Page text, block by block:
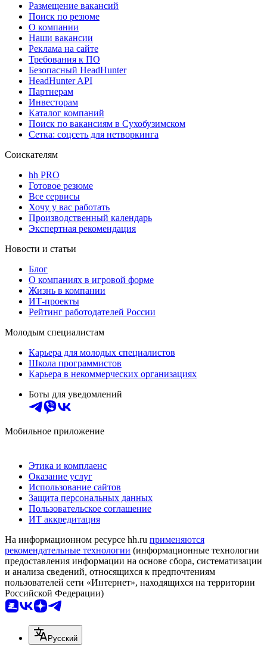
Размещение вакансий
Поиск по резюме
О компании
Наши вакансии
Реклама на сайте
Требования к ПО
Безопасный HeadHunter
HeadHunter API
Партнерам
Инвесторам
Каталог компаний
Поиск по вакансиям в Сухобузимском
Сетка: соцсеть для нетворкинга
Соискателям
hh PRO
Готовое резюме
Все сервисы
Хочу у вас работать
Производственный календарь
Экспертная рекомендация
Новости и статьи
Блог
О компаниях в игровой форме
Жизнь в компании
ИТ-проекты
Рейтинг работодателей России
Молодым специалистам
Карьера для молодых специалистов
Школа программистов
Карьера в некоммерческих организациях
Боты для уведомлений
Мобильное приложение
Этика и комплаенс
Оказание услуг
Использование сайтов
Защита персональных данных
Пользовательское соглашение
ИТ аккредитация
На информационном ресурсе hh.ru применяются
рекомендательные технологии (информационные технологии
предоставления информации на основе сбора, систематизации
и анализа сведений, относящихся к предпочтениям
пользователей сети «Интернет», находящихся на территории
Российской Федерации)
Русский